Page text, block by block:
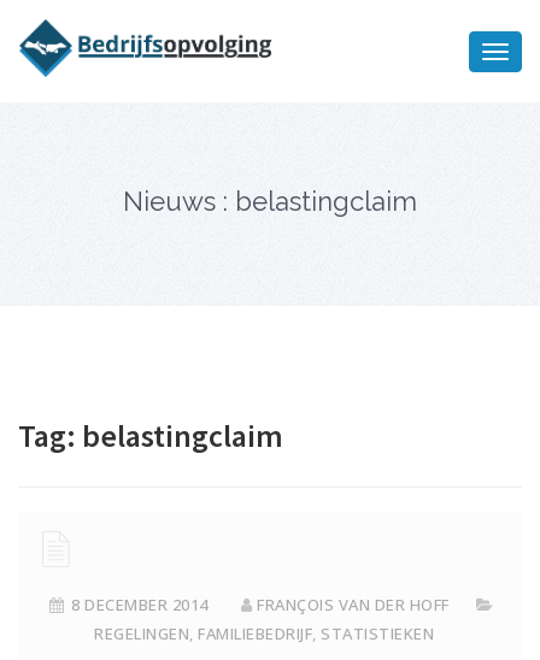
Nieuws : belastingclaim
Tag: belastingclaim
8 DECEMBER 2014
FRANÇOIS VAN DER HOFF
REGELINGEN, FAMILIEBEDRIJF, STATISTIEKEN
bedrijfsopvolging voor fiscaal
juridisch advies
Ik wil meer informatie